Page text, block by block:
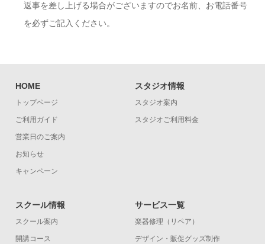
返事を差し上げる場合がございますのでお名前、お電話番号
を必ずご記入ください。
HOME
トップページ
ご利用ガイド
営業日のご案内
お知らせ
キャンペーン
スタジオ情報
スタジオ案内
スタジオご利用料金
スクール情報
スクール案内
開講コース
サービス一覧
楽器修理（リペア）
デザイン・販促グッズ制作